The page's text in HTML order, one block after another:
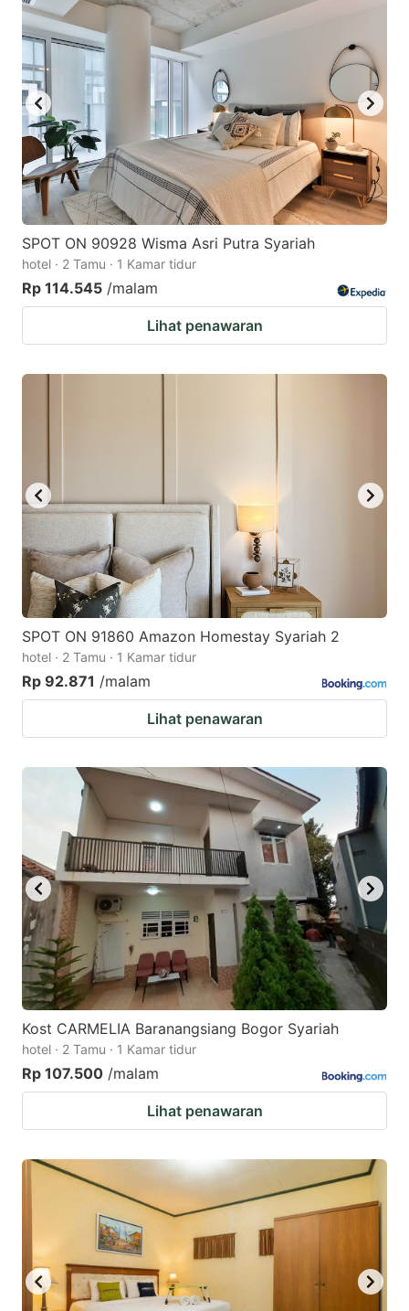
SPOT ON 90928 Wisma Asri Putra Syariah
hotel · 2 Tamu · 1 Kamar tidur
Rp 114.545 /malam
Lihat penawaran
SPOT ON 91860 Amazon Homestay Syariah 2
hotel · 2 Tamu · 1 Kamar tidur
Rp 92.871 /malam
Lihat penawaran
Kost CARMELIA Baranangsiang Bogor Syariah
hotel · 2 Tamu · 1 Kamar tidur
Rp 107.500 /malam
Lihat penawaran